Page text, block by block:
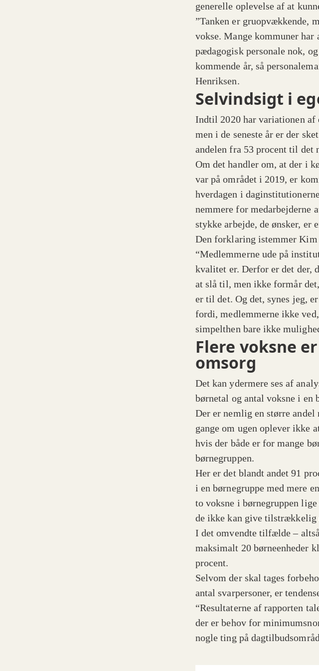
generelle oplevelse af at
”Tanken er gruopvækkende,
vokse. Mange kommuner
pædagogisk personale nok,
kommende år, så
Henriksen.
Selvindsigt i
Indtil 2020 har variationen af
men i de seneste år er der
andelen fra 53 procent til det
Om det handler om, at der i
var på området i 2019, er
hverdagen i
nemmere for medarbejderne
stykke arbejde, de ønsker, er
Den forklaring istemmer Kim
“Medlemmerne ude på
kvalitet er. Derfor er det der,
at slå til, men ikke formår
er til det. Og det, synes jeg,
fordi, medlemmerne ikke
simpelthen bare ikke
Flere voksne
omsorg
Det kan ydermere ses af
børnetal og antal voksne i en
Der er nemlig en større
gange om ugen oplever ikke
hvis der både er for mange
børnegruppen.
Her er det blandt andet 91
i en børnegruppe med mere
to voksne i børnegruppen
de ikke kan give tilstrækkelig
I det omvendte tilfælde –
maksimalt 20 børneenheder
procent.
Selvom der skal tages
antal svarpersoner, er
“Resultaterne af rapporten
der er behov for
nogle ting på